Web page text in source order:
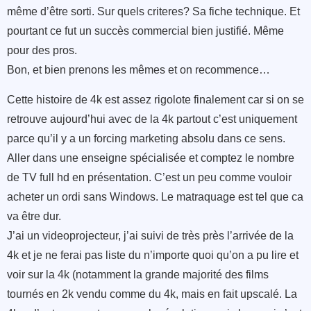
même d’être sorti. Sur quels criteres? Sa fiche technique. Et
pourtant ce fut un succès commercial bien justifié. Même
pour des pros.
Bon, et bien prenons les mêmes et on recommence…
Cette histoire de 4k est assez rigolote finalement car si on se
retrouve aujourd’hui avec de la 4k partout c’est uniquement
parce qu’il y a un forcing marketing absolu dans ce sens.
Aller dans une enseigne spécialisée et comptez le nombre
de TV full hd en présentation. C’est un peu comme vouloir
acheter un ordi sans Windows. Le matraquage est tel que ca
va être dur.
J’ai un videoprojecteur, j’ai suivi de très près l’arrivée de la
4k et je ne ferai pas liste du n’importe quoi qu’on a pu lire et
voir sur la 4k (notamment la grande majorité des films
tournés en 2k vendu comme du 4k, mais en fait upscalé. La